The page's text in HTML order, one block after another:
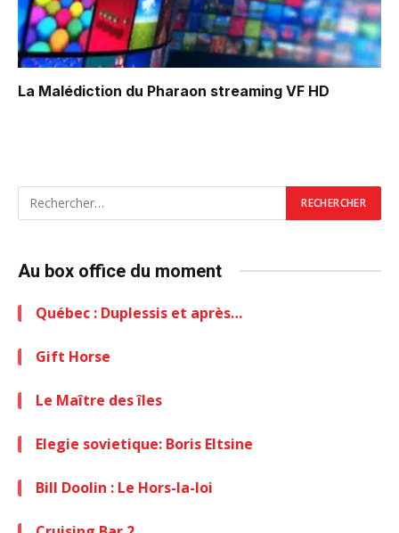
La Malédiction du Pharaon streaming VF HD
Au box office du moment
Québec : Duplessis et après…
Gift Horse
Le Maître des îles
Elegie sovietique: Boris Eltsine
Bill Doolin : Le Hors-la-loi